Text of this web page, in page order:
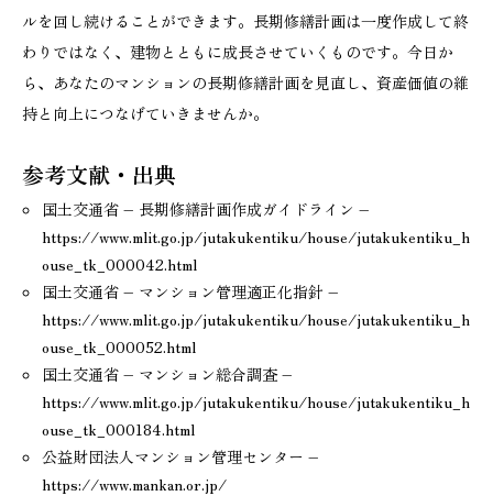
ルを回し続けることができます。長期修繕計画は一度作成して終
わりではなく、建物とともに成長させていくものです。今日か
ら、あなたのマンションの長期修繕計画を見直し、資産価値の維
持と向上につなげていきませんか。
参考文献・出典
国土交通省 – 長期修繕計画作成ガイドライン –
https://www.mlit.go.jp/jutakukentiku/house/jutakukentiku_h
ouse_tk_000042.html
国土交通省 – マンション管理適正化指針 –
https://www.mlit.go.jp/jutakukentiku/house/jutakukentiku_h
ouse_tk_000052.html
国土交通省 – マンション総合調査 –
https://www.mlit.go.jp/jutakukentiku/house/jutakukentiku_h
ouse_tk_000184.html
公益財団法人マンション管理センター –
https://www.mankan.or.jp/